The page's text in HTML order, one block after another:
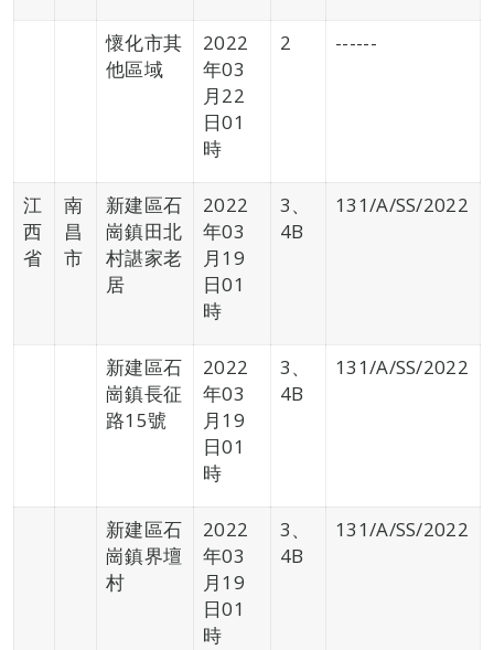
懷化市其
他區域
2022
年03
月22
日01
時
2 ------
江
西
省
南
昌
市
新建區石
崗鎮田北
村諶家老
居
2022
年03
月19
日01
時
3、
4B
131/A/SS/2022
新建區石
崗鎮長征
路15號
2022
年03
月19
日01
時
3、
4B
131/A/SS/2022
新建區石
崗鎮界壇
村
2022
年03
月19
日01
時
3、
4B
131/A/SS/2022